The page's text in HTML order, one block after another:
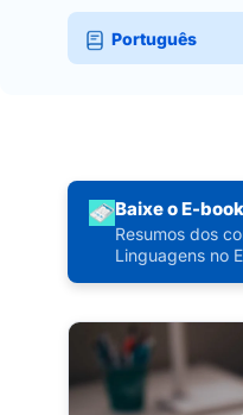
Português
Baixe o E-
Resumos dos
Linguagens no